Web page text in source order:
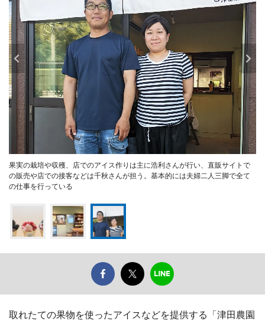
果実の栽培や収穫、店でのアイス作りは主に浩利さんが行い、直販サイトで
の販売や店での接客などは千秋さんが担う。基本的には夫婦二人三脚で全て
の仕事を行っている
取れたての果物を使ったアイスなどを提供する「津田農園